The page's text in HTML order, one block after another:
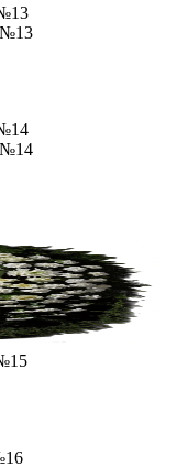
№13
№13
№14
№14